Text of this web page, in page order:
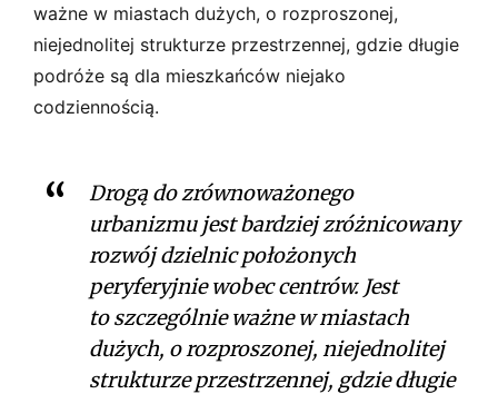
ważne w miastach dużych, o rozproszonej,
niejednolitej strukturze przestrzennej, gdzie długie
podróże są dla mieszkańców niejako
codziennością.
Drogą do zrównoważonego
urbanizmu jest bardziej zróżnicowany
rozwój dzielnic położonych
peryferyjnie wobec centrów. Jest
to szczególnie ważne w miastach
dużych, o rozproszonej, niejednolitej
strukturze przestrzennej, gdzie długie